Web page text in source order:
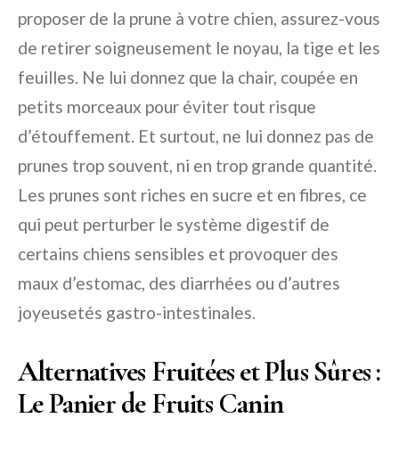
proposer de la prune à votre chien, assurez-vous
de retirer soigneusement le noyau, la tige et les
feuilles. Ne lui donnez que la chair, coupée en
petits morceaux pour éviter tout risque
d’étouffement. Et surtout, ne lui donnez pas de
prunes trop souvent, ni en trop grande quantité.
Les prunes sont riches en sucre et en fibres, ce
qui peut perturber le système digestif de
certains chiens sensibles et provoquer des
maux d’estomac, des diarrhées ou d’autres
joyeusetés gastro-intestinales.
Alternatives Fruitées et Plus Sûres :
Le Panier de Fruits Canin